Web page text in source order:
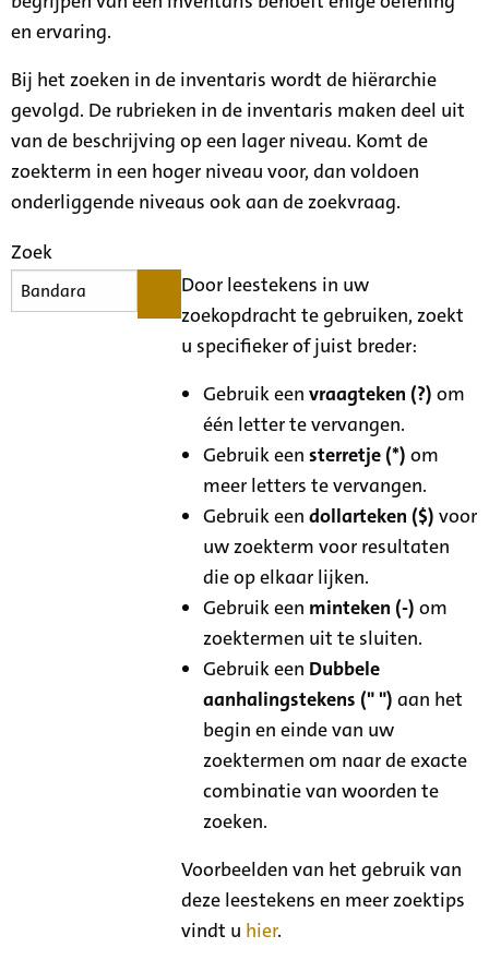
en ervaring.
Bij het zoeken in de inventaris wordt de hiërarchie
gevolgd. De rubrieken in de inventaris maken deel uit
van de beschrijving op een lager niveau. Komt de
zoekterm in een hoger niveau voor, dan voldoen
onderliggende niveaus ook aan de zoekvraag.
Zoek
Door leestekens in uw
zoekopdracht te gebruiken, zoekt
u specifieker of juist breder:
Gebruik eenvraagteken (?) om
één letter te vervangen.
Gebruik eensterretje (*) om
meer letters te vervangen.
Gebruik eendollarteken ($) voor
uw zoekterm voor resultaten
die op elkaar lijken.
Gebruik een minteken (-) om
zoektermen uit te sluiten.
Gebruik een Dubbele
aanhalingstekens (" ") aan het
begin en einde van uw
zoektermen om naar de exacte
combinatie van woorden te
zoeken.
Voorbeelden van het gebruik van
deze leestekens en meer zoektips
vindt u hier.